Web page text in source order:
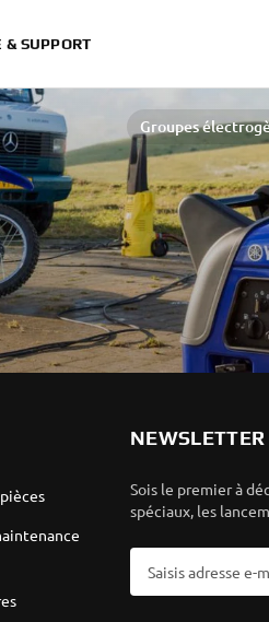
& SUPPORT
Groupes
NEWSLETTER
Sois le premier à
spéciaux, les